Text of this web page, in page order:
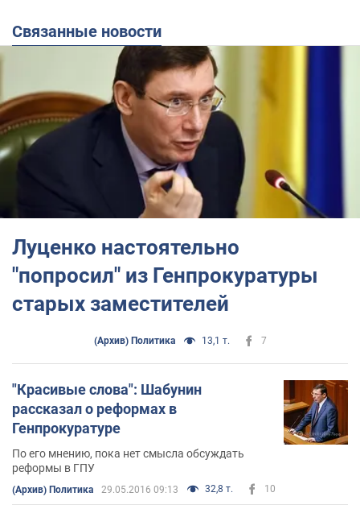
Связанные новости
Луценко настоятельно
"попросил" из Генпрокуратуры
старых заместителей
(Архив) Политика 13,1 т. 7
"Красивые слова": Шабунин
рассказал о реформах в
Генпрокуратуре
По его мнению, пока нет смысла обсуждать
реформы в ГПУ
(Архив) Политика 29.05.2016 09:13 32,8 т. 10